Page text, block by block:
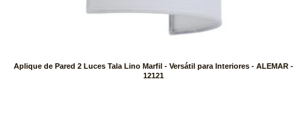
Aplique de Pared 2 Luces Tala Lino Marfil - Versátil para Interiores - ALEMAR -
12121